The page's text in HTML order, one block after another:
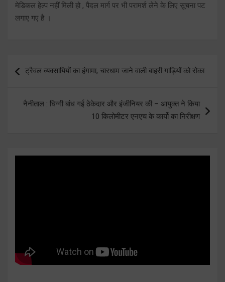
मेडिकल हेल्प नहीं मिली हो , पैदल मार्ग पर भी परामर्श लेने के लिए सूचना पट
लगाए गए है ।
navigation
ट्रैवल व्यवसायियों का हंगामा, चारधाम जाने वाली बाहरी गाड़ियों को रोका
नैनीताल : घिग्गी बांध गई ठेकेदार और इंजीनियर की – आयुक्त ने किया
10 किलोमीटर एनएच के कार्यो का निरीक्षण